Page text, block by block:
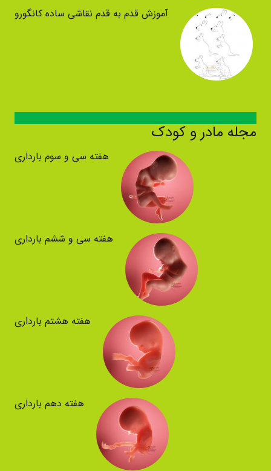
آموزش قدم به قدم نقاشی ساده کانگورو
مجله مادر و کودک
هفته سی و سوم بارداری
هفته سی و ششم بارداری
هفته هشتم بارداری
هفته دهم بارداری